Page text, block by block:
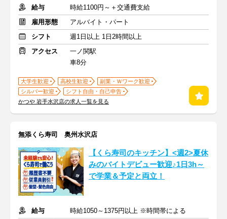
給与
時給1100円～＋交通費支給
雇用形態
アルバイト・パート
シフト
週1日以上 1日2時間以上
アクセス
一ノ関駅
車8分
大学生歓迎 高校生歓迎
副業・Ｗワーク歓迎
シルバー歓迎
シフト自由・自己申告
かつや 岩手水沢店の求人一覧を見る
無添くら寿司 奥州水沢店
【くら寿司のキッチン】<週2>夏休
みのバイトデビュー歓迎♪1日3h～
で学業＆予定と両立！
給与
時給1050～1375円以上 ※時間帯による